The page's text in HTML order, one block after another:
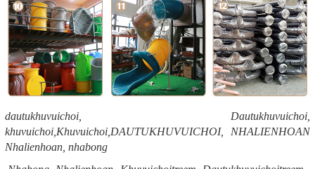
dautukhuvuichoi, Dautukhuvuichoi,
khuvuichoi,Khuvuichoi,DAUTUKHUVUICHOI, NHALIENHOAN
Nhalienhoan, nhabong